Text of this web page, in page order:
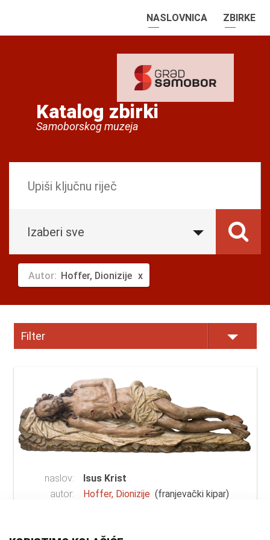
NASLOVNICA ZBIRKE
Katalog zbirki
Samoborskog muzeja
Izaberi sve
Autor: Hoffer, Dionizije
Filter
naslov:
Isus Krist
autor:
Hoffer, Dionizije (franjevački kipar)